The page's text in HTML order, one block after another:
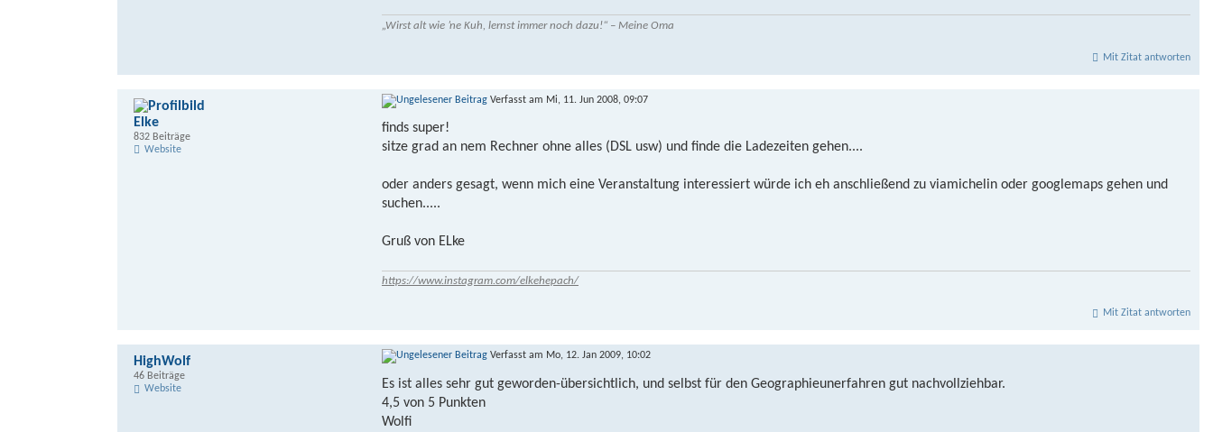
„Wirst alt wie ’ne Kuh, lernst immer noch dazu!“ – Meine Oma
Mit Zitat antworten
Verfasst am Mi, 11. Jun 2008, 09:07
finds super!
sitze grad an nem Rechner ohne alles (DSL usw) und finde die Ladezeiten gehen....
oder anders gesagt, wenn mich eine Veranstaltung interessiert würde ich eh anschließend zu viamichelin oder googlemaps gehen und
suchen.....
Gruß von ELke
https://www.instagram.com/elkehepach/
Mit Zitat antworten
Elke
832 Beiträge
Website
Verfasst am Mo, 12. Jan 2009, 10:02
Es ist alles sehr gut geworden-übersichtlich, und selbst für den Geographieunerfahren gut nachvollziehbar.
4,5 von 5 Punkten
Wolfi
HighWolf
46 Beiträge
Website